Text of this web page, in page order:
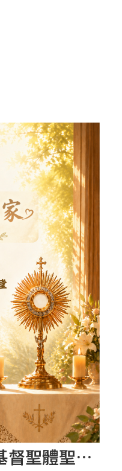
台北總教區在「基督聖體聖血節」